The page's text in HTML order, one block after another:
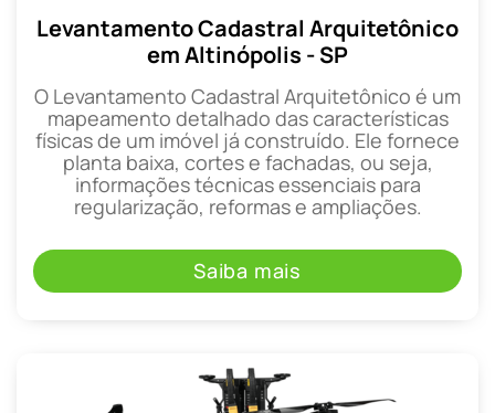
Levantamento Cadastral Arquitetônico
em Altinópolis - SP
O Levantamento Cadastral Arquitetônico é um
mapeamento detalhado das características
físicas de um imóvel já construído. Ele fornece
planta baixa, cortes e fachadas, ou seja,
informações técnicas essenciais para
regularização, reformas e ampliações.
Saiba mais